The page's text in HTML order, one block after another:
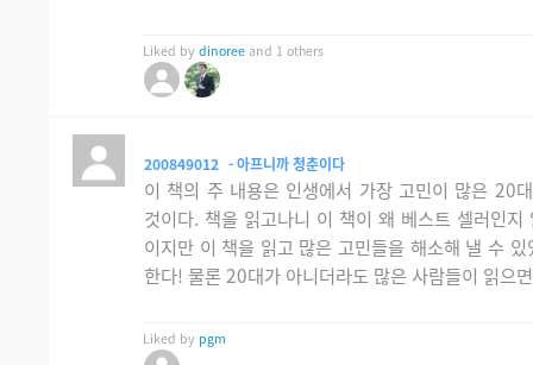
Liked by dinoree and 1 others
200849012 - 아프니까 청춘이다
이 책의 주 내용은 인생에서 가장 고민이 많은 20
것이다. 책을 읽고나니 이 책이 왜 베스트 셀러인
이지만 이 책을 읽고 많은 고민들을 해소해 낼 수
한다! 물론 20대가 아니더라도 많은 사람들이 읽으
Liked by pgm